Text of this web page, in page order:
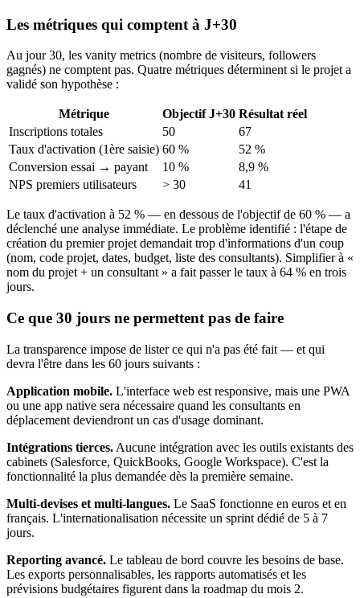
Les métriques qui comptent à J+30
Au jour 30, les vanity metrics (nombre de visiteurs, followers
gagnés) ne comptent pas. Quatre métriques déterminent si le projet a
validé son hypothèse :
Métrique Objectif J+30 Résultat réel
Inscriptions totales
50
67
Taux d'activation (1ère saisie) 60 %
52 %
Conversion essai → payant
10 %
8,9 %
NPS premiers utilisateurs
> 30 41
Le taux d'activation à 52 % — en dessous de l'objectif de 60 % — a
déclenché une analyse immédiate. Le problème identifié : l'étape de
création du premier projet demandait trop d'informations d'un coup
(nom, code projet, dates, budget, liste des consultants). Simplifier à «
nom du projet + un consultant » a fait passer le taux à 64 % en trois
jours.
Ce que 30 jours ne permettent pas de faire
La transparence impose de lister ce qui n'a pas été fait — et qui
devra l'être dans les 60 jours suivants :
Application mobile. L'interface web est responsive, mais une PWA
ou une app native sera nécessaire quand les consultants en
déplacement deviendront un cas d'usage dominant.
Intégrations tierces. Aucune intégration avec les outils existants des
cabinets (Salesforce, QuickBooks, Google Workspace). C'est la
fonctionnalité la plus demandée dès la première semaine.
Multi-devises et multi-langues. Le SaaS fonctionne en euros et en
français. L'internationalisation nécessite un sprint dédié de 5 à 7
jours.
Reporting avancé. Le tableau de bord couvre les besoins de base.
Les exports personnalisables, les rapports automatisés et les
prévisions budgétaires figurent dans la roadmap du mois 2.